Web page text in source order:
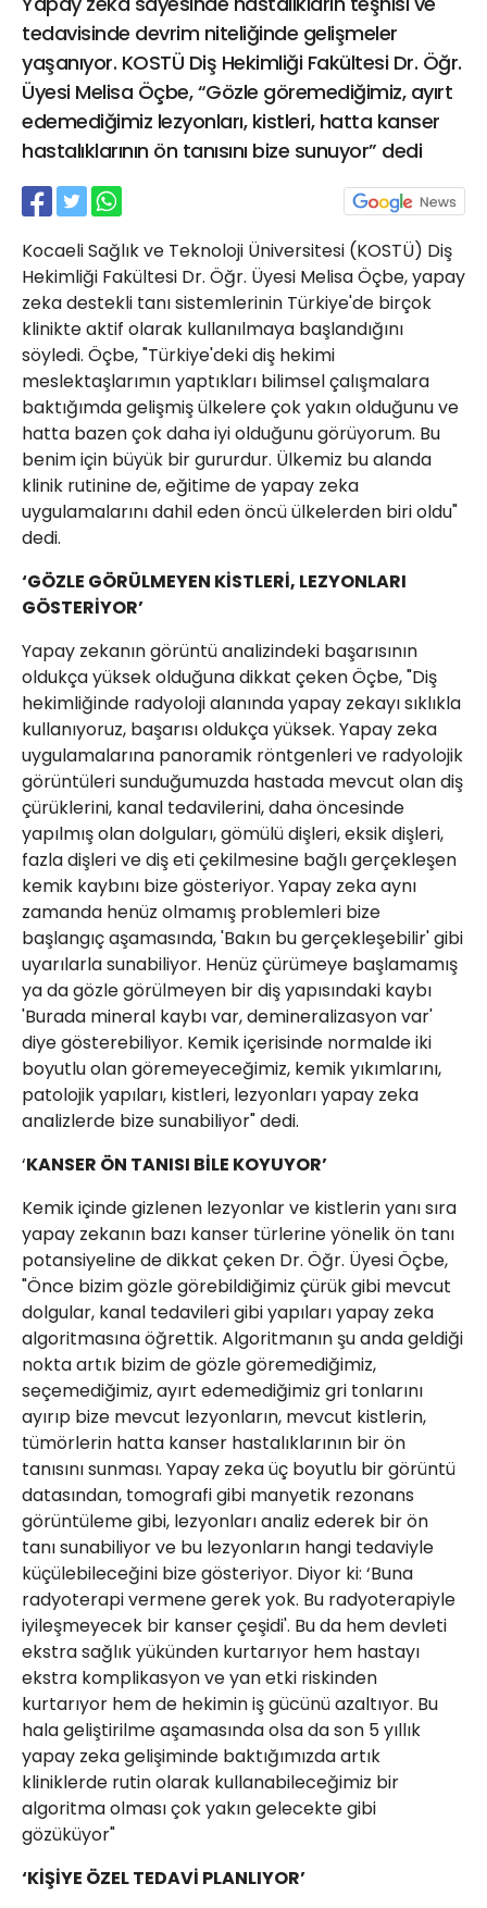
tedavisinde devrim niteliğinde gelişmeler
yaşanıyor. KOSTÜ Diş Hekimliği Fakültesi Dr. Öğr.
Üyesi Melisa Öçbe, “Gözle göremediğimiz, ayırt
edemediğimiz lezyonları, kistleri, hatta kanser
hastalıklarının ön tanısını bize sunuyor” dedi
Kocaeli Sağlık ve Teknoloji Üniversitesi (KOSTÜ) Diş
Hekimliği Fakültesi Dr. Öğr. Üyesi Melisa Öçbe, yapay
zeka destekli tanı sistemlerinin Türkiye'de birçok
klinikte aktif olarak kullanılmaya başlandığını
söyledi. Öçbe, "Türkiye'deki diş hekimi
meslektaşlarımın yaptıkları bilimsel çalışmalara
baktığımda gelişmiş ülkelere çok yakın olduğunu ve
hatta bazen çok daha iyi olduğunu görüyorum. Bu
benim için büyük bir gururdur. Ülkemiz bu alanda
klinik rutinine de, eğitime de yapay zeka
uygulamalarını dahil eden öncü ülkelerden biri oldu"
dedi.
‘GÖZLE GÖRÜLMEYEN KİSTLERİ, LEZYONLARI
GÖSTERİYOR’
Yapay zekanın görüntü analizindeki başarısının
oldukça yüksek olduğuna dikkat çeken Öçbe, "Diş
hekimliğinde radyoloji alanında yapay zekayı sıklıkla
kullanıyoruz, başarısı oldukça yüksek. Yapay zeka
uygulamalarına panoramik röntgenleri ve radyolojik
görüntüleri sunduğumuzda hastada mevcut olan diş
çürüklerini, kanal tedavilerini, daha öncesinde
yapılmış olan dolguları, gömülü dişleri, eksik dişleri,
fazla dişleri ve diş eti çekilmesine bağlı gerçekleşen
kemik kaybını bize gösteriyor. Yapay zeka aynı
zamanda henüz olmamış problemleri bize
başlangıç aşamasında, 'Bakın bu gerçekleşebilir' gibi
uyarılarla sunabiliyor. Henüz çürümeye başlamamış
ya da gözle görülmeyen bir diş yapısındaki kaybı
'Burada mineral kaybı var, demineralizasyon var'
diye gösterebiliyor. Kemik içerisinde normalde iki
boyutlu olan göremeyeceğimiz, kemik yıkımlarını,
patolojik yapıları, kistleri, lezyonları yapay zeka
analizlerde bize sunabiliyor" dedi.
‘KANSER ÖN TANISI BİLE KOYUYOR’
Kemik içinde gizlenen lezyonlar ve kistlerin yanı sıra
yapay zekanın bazı kanser türlerine yönelik ön tanı
potansiyeline de dikkat çeken Dr. Öğr. Üyesi Öçbe,
"Önce bizim gözle görebildiğimiz çürük gibi mevcut
dolgular, kanal tedavileri gibi yapıları yapay zeka
algoritmasına öğrettik. Algoritmanın şu anda geldiği
nokta artık bizim de gözle göremediğimiz,
seçemediğimiz, ayırt edemediğimiz gri tonlarını
ayırıp bize mevcut lezyonların, mevcut kistlerin,
tümörlerin hatta kanser hastalıklarının bir ön
tanısını sunması. Yapay zeka üç boyutlu bir görüntü
datasından, tomografi gibi manyetik rezonans
görüntüleme gibi, lezyonları analiz ederek bir ön
tanı sunabiliyor ve bu lezyonların hangi tedaviyle
küçülebileceğini bize gösteriyor. Diyor ki: ‘Buna
radyoterapi vermene gerek yok. Bu radyoterapiyle
iyileşmeyecek bir kanser çeşidi'. Bu da hem devleti
ekstra sağlık yükünden kurtarıyor hem hastayı
ekstra komplikasyon ve yan etki riskinden
kurtarıyor hem de hekimin iş gücünü azaltıyor. Bu
hala geliştirilme aşamasında olsa da son 5 yıllık
yapay zeka gelişiminde baktığımızda artık
kliniklerde rutin olarak kullanabileceğimiz bir
algoritma olması çok yakın gelecekte gibi
gözüküyor"
‘KİŞİYE ÖZEL TEDAVİ PLANLIYOR’
21 Gölcük
02624132333
haber@golcukpostasi.com